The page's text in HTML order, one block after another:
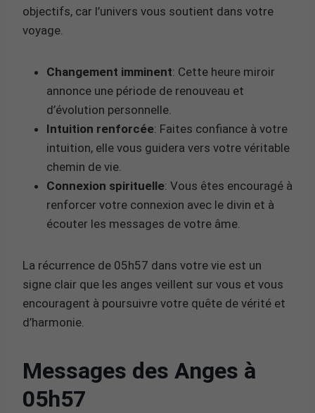
objectifs, car l’univers vous soutient dans votre
voyage.
Changement imminent: Cette heure miroir
annonce une période de renouveau et
d’évolution personnelle.
Intuition renforcée: Faites confiance à votre
intuition, elle vous guidera vers votre véritable
chemin de vie.
Connexion spirituelle: Vous êtes encouragé à
renforcer votre connexion avec le divin et à
écouter les messages de votre âme.
La récurrence de 05h57 dans votre vie est un
signe clair que les anges veillent sur vous et vous
encouragent à poursuivre votre quête de vérité et
d’harmonie.
Messages des Anges à
05h57